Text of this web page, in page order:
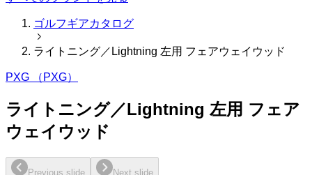
ゴルフギアカタログ
ライトニング／Lightning 左用 フェアウェイウッド
PXG （PXG）
ライトニング／Lightning 左用 フェア
ウェイウッド
Previous slide Next slide